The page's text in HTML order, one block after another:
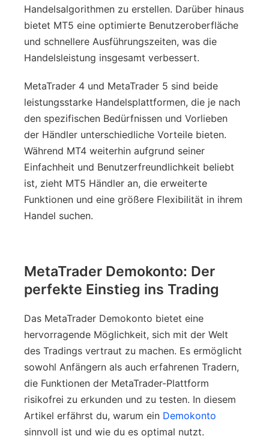
Handelsalgorithmen zu erstellen. Darüber hinaus
bietet MT5 eine optimierte Benutzeroberfläche
und schnellere Ausführungszeiten, was die
Handelsleistung insgesamt verbessert.
MetaTrader 4 und MetaTrader 5 sind beide
leistungsstarke Handelsplattformen, die je nach
den spezifischen Bedürfnissen und Vorlieben
der Händler unterschiedliche Vorteile bieten.
Während MT4 weiterhin aufgrund seiner
Einfachheit und Benutzerfreundlichkeit beliebt
ist, zieht MT5 Händler an, die erweiterte
Funktionen und eine größere Flexibilität in ihrem
Handel suchen.
MetaTrader Demokonto: Der
perfekte Einstieg ins Trading
Das MetaTrader Demokonto bietet eine
hervorragende Möglichkeit, sich mit der Welt
des Tradings vertraut zu machen. Es ermöglicht
sowohl Anfängern als auch erfahrenen Tradern,
die Funktionen der MetaTrader-Plattform
risikofrei zu erkunden und zu testen. In diesem
Artikel erfährst du, warum ein Demokonto
sinnvoll ist und wie du es optimal nutzt.